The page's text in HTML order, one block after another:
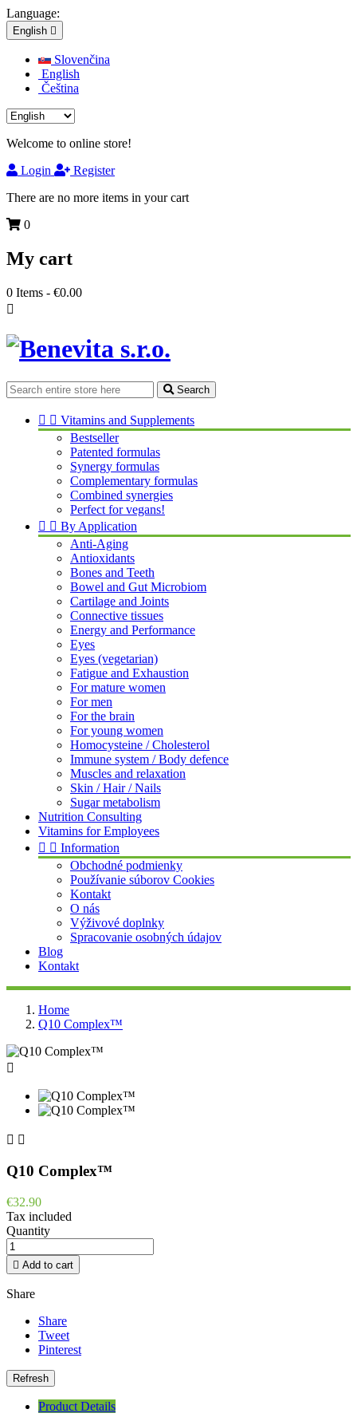
Language:
English 
Slovenčina
English
Čeština
Welcome to online store!
Login
Register
There are no more items in your cart
0
My cart
0 Items - €0.00

Search
  Vitamins and Supplements
Bestseller
Patented formulas
Synergy formulas
Complementary formulas
Combined synergies
Perfect for vegans!
  By Application
Anti-Aging
Antioxidants
Bones and Teeth
Bowel and Gut Microbiom
Cartilage and Joints
Connective tissues
Energy and Performance
Eyes
Eyes (vegetarian)
Fatigue and Exhaustion
For mature women
For men
For the brain
For young women
Homocysteine / Cholesterol
Immune system / Body defence
Muscles and relaxation
Skin / Hair / Nails
Sugar metabolism
Nutrition Consulting
Vitamins for Employees
  Information
Obchodné podmienky
Používanie súborov Cookies
Kontakt
O nás
Výživové doplnky
Spracovanie osobných údajov
Blog
Kontakt
Home
Q10 Complex™

 
Q10 Complex™
€32.90
Tax included
Quantity
 Add to cart
Share
Share
Tweet
Pinterest
Product Details